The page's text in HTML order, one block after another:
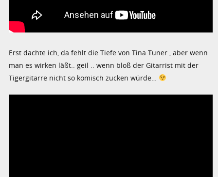
Erst dachte ich, da fehlt die Tiefe von Tina Tuner , aber wenn
man es wirken läßt.. geil .. wenn bloß der Gitarrist mit der
Tigergitarre nicht so komisch zucken würde…